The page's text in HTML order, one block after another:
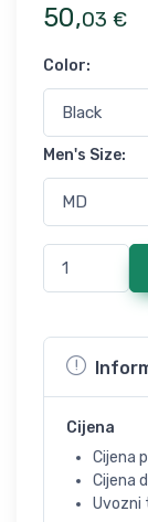
50,03 €
Color:
Men's Size:
Cijena
Cijena
Cijena
Uvozni